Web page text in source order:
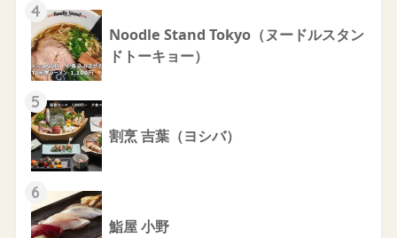
4
Noodle Stand Tokyo（ヌードルスタン
ドトーキョー）
5
割烹 吉葉（ヨシバ）
6
鮨屋 小野